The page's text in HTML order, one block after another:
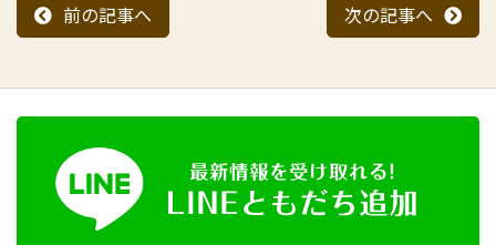
前の記事へ 次の記事へ